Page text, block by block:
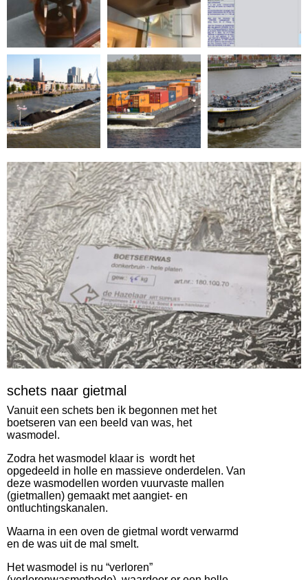
schets naar gietmal
Vanuit een schets ben ik begonnen met het
boetseren van een beeld van was, het
wasmodel.
Zodra het wasmodel klaar is wordt het
opgedeeld in holle en massieve onderdelen. Van
deze wasmodellen worden vuurvaste mallen
(gietmallen) gemaakt met aangiet- en
ontluchtingskanalen.
Waarna in een oven de gietmal wordt verwarmd
en de was uit de mal smelt.
Het wasmodel is nu “verloren”